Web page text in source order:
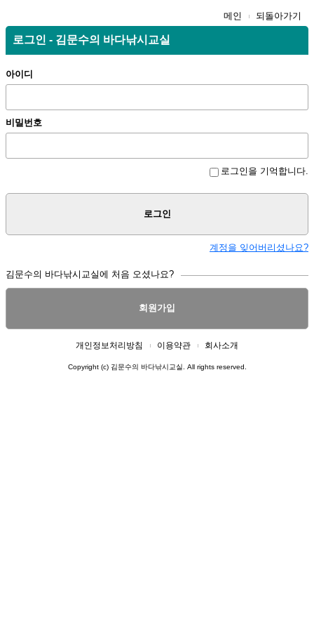
메인 되돌아가기
로그인 - 김문수의 바다낚시교실
아이디
비밀번호
로그인을 기억합니다.
로그인
계정을 잊어버리셨나요?
김문수의 바다낚시교실에 처음 오셨나요?
회원가입
개인정보처리방침 이용약관 회사소개
Copyright (c) 김문수의 바다낚시교실. All rights reserved.